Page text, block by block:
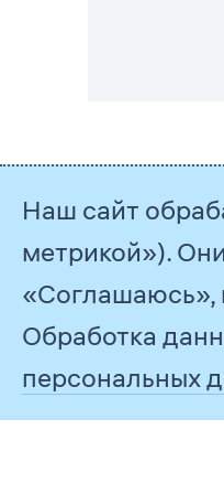
© 2026PJSC Gazprom
Feedback
Наш сайт
метрикой»).
«Соглашаюсь»,
Обработка
персональных